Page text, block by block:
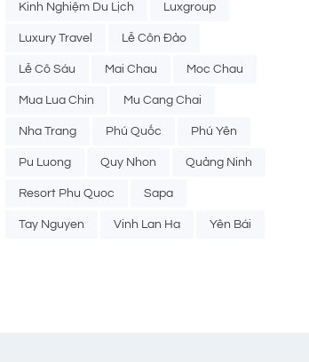
Kinh Nghiệm Du Lịch Luxgroup
Luxury Travel Lễ Côn Đảo
Lễ Cô Sáu Mai Chau Moc Chau
Mua Lua Chin Mu Cang Chai
Nha Trang Phú Quốc Phú Yên
Pu Luong Quy Nhon Quảng Ninh
Resort Phu Quoc Sapa
Tay Nguyen Vinh Lan Ha Yên Bái